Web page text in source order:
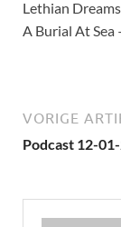
Lethian
A Burial At
VORIGE
Podcast 12-